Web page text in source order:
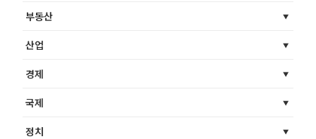
부동산
산업
경제
국제
정치